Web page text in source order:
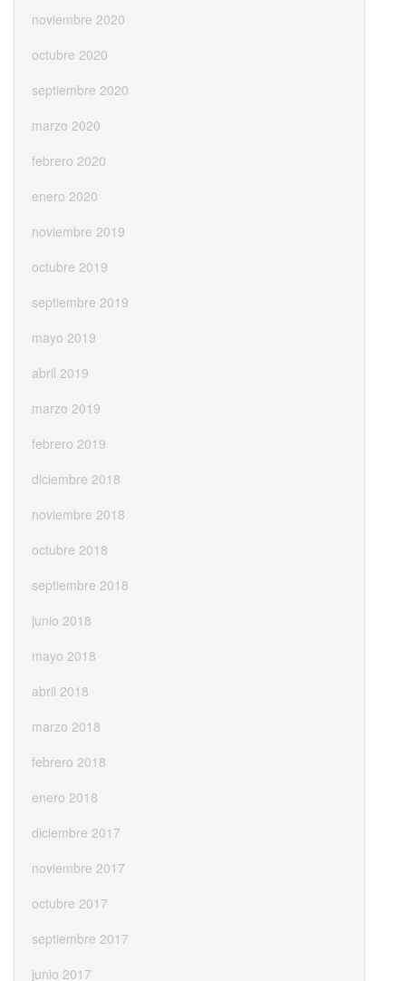
noviembre 2020
octubre 2020
septiembre 2020
marzo 2020
febrero 2020
enero 2020
noviembre 2019
octubre 2019
septiembre 2019
mayo 2019
abril 2019
marzo 2019
febrero 2019
diciembre 2018
noviembre 2018
octubre 2018
septiembre 2018
junio 2018
mayo 2018
abril 2018
marzo 2018
febrero 2018
enero 2018
diciembre 2017
noviembre 2017
octubre 2017
septiembre 2017
junio 2017